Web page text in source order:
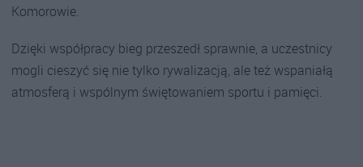
Komorowie.
Dzięki współpracy bieg przeszedł sprawnie, a uczestnicy
mogli cieszyć się nie tylko rywalizacją, ale też wspaniałą
atmosferą i wspólnym świętowaniem sportu i pamięci.